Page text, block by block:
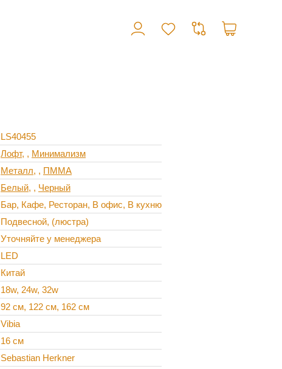
LS40455
Лофт , Минимализм
Металл , ПММА
Белый , Черный
Бар, Кафе, Ресторан, В офис, В кухню
Подвесной, (люстра)
Уточняйте у менеджера
LED
Китай
18w, 24w, 32w
92 см, 122 см, 162 см
Vibia
16 см
Sebastian Herkner